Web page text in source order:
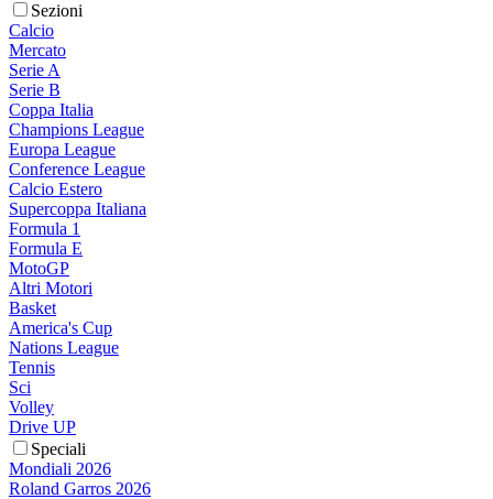
Sezioni
Calcio
Mercato
Serie A
Serie B
Coppa Italia
Champions League
Europa League
Conference League
Calcio Estero
Supercoppa Italiana
Formula 1
Formula E
MotoGP
Altri Motori
Basket
America's Cup
Nations League
Tennis
Sci
Volley
Drive UP
Speciali
Mondiali 2026
Roland Garros 2026